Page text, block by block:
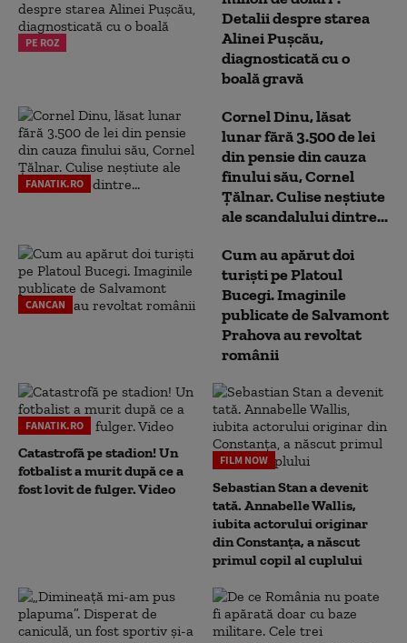
PE ROZ
Detalii despre starea
Alinei Pușcău,
diagnosticată cu o
boală gravă
FANATIK.RO
Cornel Dinu, lăsat
lunar fără 3.500 de lei
din pensie din cauza
finului său, Cornel
Țălnar. Culise neștiute
ale scandalului dintre...
CANCAN
Cum au apărut doi
turiști pe Platoul
Bucegi. Imaginile
publicate de Salvamont
Prahova au revoltat
românii
FANATIK.RO
Catastrofă pe stadion! Un
fotbalist a murit după ce a
fost lovit de fulger. Video
FILM NOW
Sebastian Stan a devenit
tată. Annabelle Wallis,
iubita actorului originar
din Constanța, a născut
primul copil al cuplului